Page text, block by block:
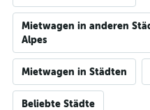
Mietwagen in anderen
Alpes
Mietwagen in Städten
Beliebte Städte